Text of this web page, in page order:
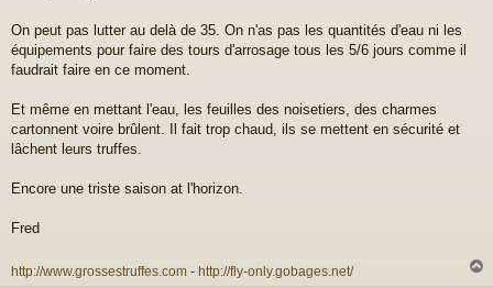
On peut pas lutter au delà de 35. On n'as pas les quantités d'eau ni les
équipements pour faire des tours d'arrosage tous les 5/6 jours comme il
faudrait faire en ce moment.
Et même en mettant l'eau, les feuilles des noisetiers, des charmes
cartonnent voire brûlent. Il fait trop chaud, ils se mettent en sécurité et
lâchent leurs truffes.
Encore une triste saison at l'horizon.
Fred
http://www.grossestruffes.com - http://fly-only.gobages.net/